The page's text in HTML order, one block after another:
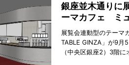
銀座並木通りに
ーマカフェ ミ
展覧会連動型のテーマ
TABLE GINZA」が9月
（中央区銀座2）3階に